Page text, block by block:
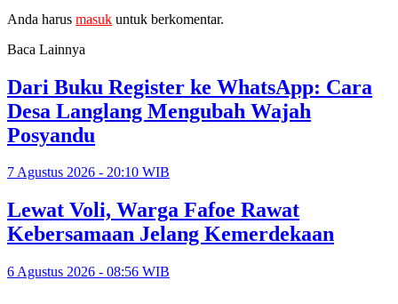
Anda harus masuk untuk berkomentar.
Baca Lainnya
Dari Buku Register ke WhatsApp: Cara
Desa Langlang Mengubah Wajah
Posyandu
7 Agustus 2026 - 20:10 WIB
Lewat Voli, Warga Fafoe Rawat
Kebersamaan Jelang Kemerdekaan
6 Agustus 2026 - 08:56 WIB